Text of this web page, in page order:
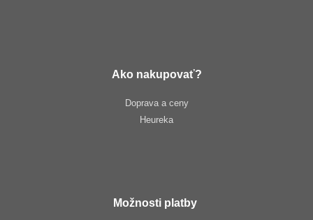
Ako nakupovať?
Doprava a ceny
Heureka
Možnosti platby